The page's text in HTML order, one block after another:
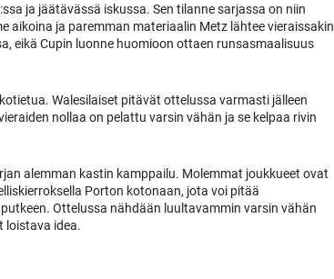
ja jäätävässä iskussa. Sen tilanne sarjassa on niin
aikoina ja paremman materiaalin Metz lähtee vieraissakin
eikä Cupin luonne huomioon ottaen runsasmaalisuus
Walesilaiset pitävät ottelussa varmasti jälleen
nollaa on pelattu varsin vähän ja se kelpaa rivin
alemman kastin kamppailu. Molemmat joukkueet ovat
Porton kotonaan, jota voi pitää
Ottelussa nähdään luultavammin varsin vähän
loistava idea.